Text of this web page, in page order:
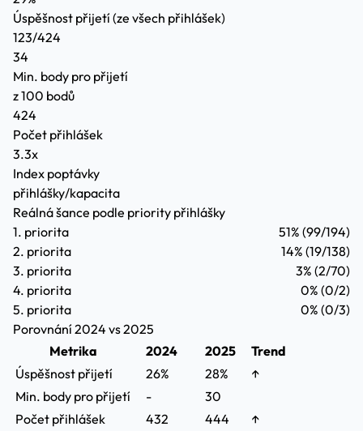
Úspěšnost přijetí(ze všech přihlášek)
123/424
34
Min. body pro přijetí
z 100 bodů
424
Počet přihlášek
3.3x
Index poptávky
přihlášky/kapacita
Reálná šance podle priority přihlášky
1. priorita
51% (99/194)
2. priorita
14% (19/138)
3. priorita
3% (2/70)
4. priorita
0% (0/2)
5. priorita
0% (0/3)
Porovnání 2024 vs 2025
Metrika
2024 2025
Trend
Úspěšnost přijetí
26% 28%
↑
Min. body pro přijetí
-
30
Počet přihlášek
432 444
↑